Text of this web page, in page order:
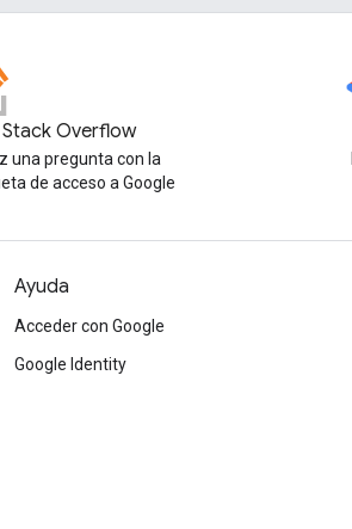
Stack Overflow
una pregunta con la
de acceso a Google
Ayuda
Acceder con Google
Google Identity